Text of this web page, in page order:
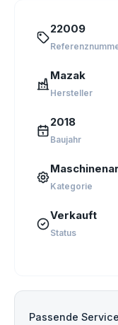
22009
Mazak
Hersteller
2018
Baujahr
Kategorie
Verkauft
Status
Passende